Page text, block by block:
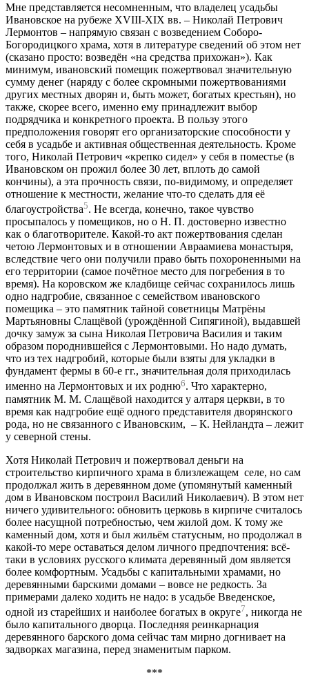
Мне представляется несомненным, что владелец усадьбы
Ивановское на рубеже XVIII-XIX вв. – Николай Петрович
Лермонтов – напрямую связан с возведением Соборо-
Богородицкого храма, хотя в литературе сведений об этом нет
(сказано просто: возведён «на средства прихожан»). Как
минимум, ивановский помещик пожертвовал значительную
сумму денег (наряду с более скромными пожертвованиями
других местных дворян и, быть может, богатых крестьян), но
также, скорее всего, именно ему принадлежит выбор
подрядчика и конкретного проекта. В пользу этого
предположения говорят его организаторские способности у
себя в усадьбе и активная общественная деятельность. Кроме
того, Николай Петрович «крепко сидел» у себя в поместье (в
Ивановском он прожил более 30 лет, вплоть до самой
кончины), а эта прочность связи, по-видимому, и определяет
отношение к местности, желание что-то сделать для её
благоустройства5. Не всегда, конечно, такое чувство
просыпалось у помещиков, но о Н. П. достоверно известно
как о благотворителе. Какой-то акт пожертвования сделан
четою Лермонтовых и в отношении Авраамиева монастыря,
вследствие чего они получили право быть похороненными на
его территории (самое почётное место для погребения в то
время). На коровском же кладбище сейчас сохранилось лишь
одно надгробие, связанное с семейством ивановского
помещика – это памятник тайной советницы Матрёны
Мартьяновны Слащёвой (урождённой Сипягиной), выдавшей
дочку замуж за сына Николая Петровича Василия и таким
образом породнившейся с Лермонтовыми. Но надо думать,
что из тех надгробий, которые были взяты для укладки в
фундамент фермы в 60-е гг., значительная доля приходилась
именно на Лермонтовых и их родню6. Что характерно,
памятник М. М. Слащёвой находится у алтаря церкви, в то
время как надгробие ещё одного представителя дворянского
рода, но не связанного с Ивановским, – К. Нейландта – лежит
у северной стены.
Хотя Николай Петрович и пожертвовал деньги на
строительство кирпичного храма в близлежащем селе, но сам
продолжал жить в деревянном доме (упомянутый каменный
дом в Ивановском построил Василий Николаевич). В этом нет
ничего удивительного: обновить церковь в кирпиче считалось
более насущной потребностью, чем жилой дом. К тому же
каменный дом, хотя и был жильём статусным, но продолжал в
какой-то мере оставаться делом личного предпочтения: всё-
таки в условиях русского климата деревянный дом является
более комфортным. Усадьбы с капитальными храмами, но
деревянными барскими домами – вовсе не редкость. За
примерами далеко ходить не надо: в усадьбе Введенское,
одной из старейших и наиболее богатых в округе7, никогда не
было капитального дворца. Последняя реинкарнация
деревянного барского дома сейчас там мирно догнивает на
задворках магазина, перед знаменитым парком.
***